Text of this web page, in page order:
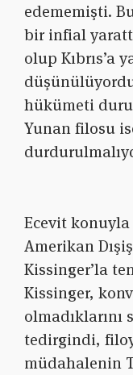
edememişti.
bir infial
olup Kıbrıs’a
hükümeti
Yunan filosu
Ecevit
Amerikan
Kissinger’la
Kissinger,
tedirgindi,
müdahalenin